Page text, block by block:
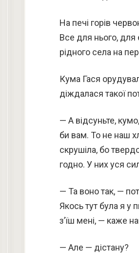
На печі горів
Все для нього, для
рідного села на
Кума Гася
діждалася такої
— А відсуньте,
би вам. То не наш
скрушіла, бо
годно. У них уся
— Та воно так, —
Якось тут була я у
з’їш мені, — каже
— Але — дістану?